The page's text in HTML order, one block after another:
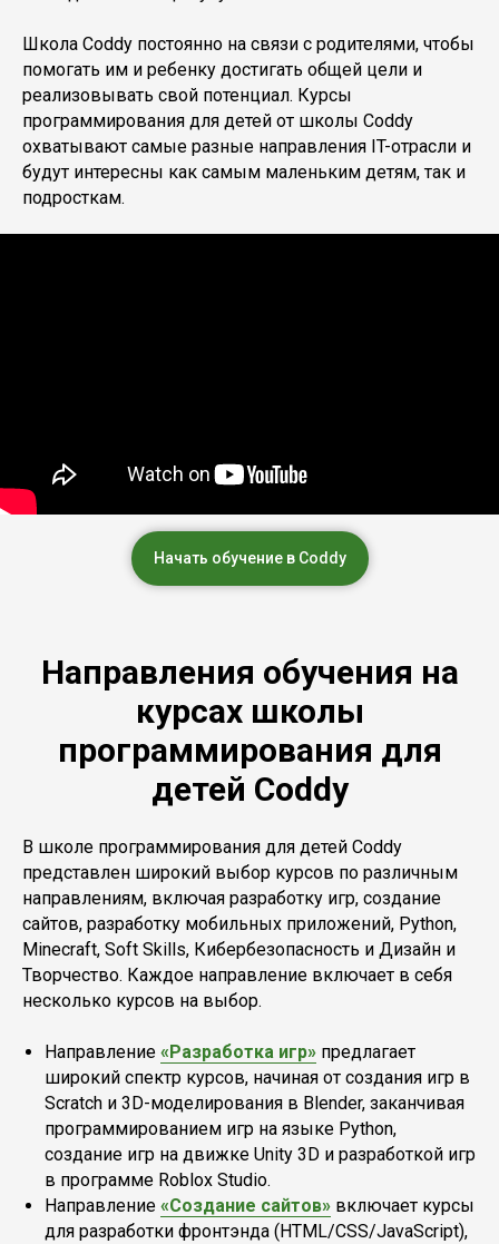
Школа Coddy постоянно на связи с родителями, чтобы
помогать им и ребенку достигать общей цели и
реализовывать свой потенциал. Курсы
программирования для детей от школы Coddy
охватывают самые разные направления IT-отрасли и
будут интересны как самым маленьким детям, так и
подросткам.
Начать обучение в Coddy
Направления обучения на
курсах школы
программирования для
детей Coddy
В школе программирования для детей Coddy
представлен широкий выбор курсов по различным
направлениям, включая разработку игр, создание
сайтов, разработку мобильных приложений, Python,
Minecraft, Soft Skills, Кибербезопасность и Дизайн и
Творчество. Каждое направление включает в себя
несколько курсов на выбор.
Направление «Разработка игр» предлагает
широкий спектр курсов, начиная от создания игр в
Scratch и 3D-моделирования в Blender, заканчивая
программированием игр на языке Python,
создание игр на движке Unity 3D и разработкой игр
в программе Roblox Studio.
Направление «Создание сайтов» включает курсы
для разработки фронтэнда (HTML/CSS/JavaScript),